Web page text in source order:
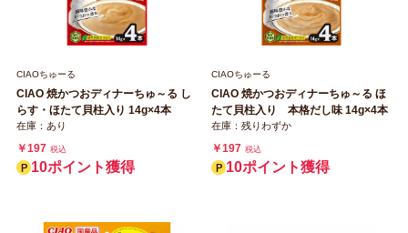
CIAOちゅーる
CIAO 焼かつおディナーちゅ～る し
らす・ほたて貝柱入り 14g×4本
在庫：あり
￥197 税込
10ポイント獲得
CIAOちゅーる
CIAO 焼かつおディナーちゅ～る ほ
たて貝柱入り 本格だし味 14g×4本
在庫：残りわずか
￥197 税込
10ポイント獲得